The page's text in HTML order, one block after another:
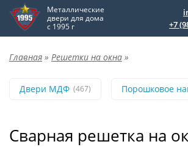
Металлические
двери для дома
с 1995 г
+7
Главная » Решетки на окна »
Двери МДФ (467) Порошковое
Сварная решетка на